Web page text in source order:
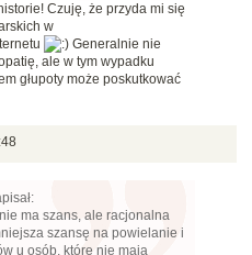
Czuję, że przyda mi się
w
Generalnie nie
ale w tym wypadku
głupoty może poskutkować
ma szans, ale racjonalna
szansę na powielanie i
u osób, które nie mają